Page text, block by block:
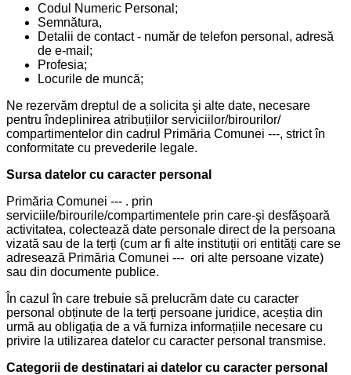
Codul Numeric Personal;
Semnătura,
Detalii de contact - număr de telefon personal, adresă
de e-mail;
Profesia;
Locurile de muncă;
Ne rezervăm dreptul de a solicita şi alte date, necesare
pentru îndeplinirea atribuțiilor serviciilor/birourilor/
compartimentelor din cadrul Primăria Comunei ---, strict în
conformitate cu prevederile legale.
Sursa datelor cu caracter personal
Primăria Comunei --- . prin
serviciile/birourile/compartimentele prin care-şi desfăşoară
activitatea, colectează date personale direct de la persoana
vizată sau de la terți (cum ar fi alte instituții ori entități care se
adresează Primăria Comunei --- ori alte persoane vizate)
sau din documente publice.
În cazul în care trebuie să prelucrăm date cu caracter
personal obținute de la terți persoane juridice, aceștia din
urmă au obligația de a vă furniza informațiile necesare cu
privire la utilizarea datelor cu caracter personal transmise.
Categorii de destinatari ai datelor cu caracter personal